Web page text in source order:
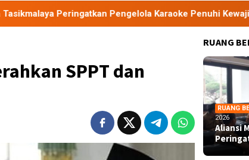
Pengelola Karaoke Penuhi Kewajiban PBG dan
SPPT dan
RUANG
RUANG
2026
Aliansi